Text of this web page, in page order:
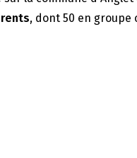
, dont 50 en